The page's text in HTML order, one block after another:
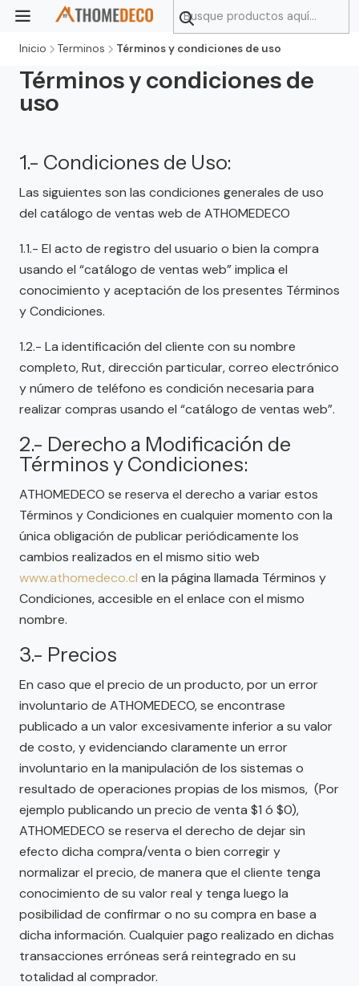
Inicio Terminos Términos y condiciones de uso
Términos y condiciones de
uso
1.- Condiciones de Uso:
Las siguientes son las condiciones generales de uso
del catálogo de ventas web de ATHOMEDECO
1.1.- El acto de registro del usuario o bien la compra
usando el “catálogo de ventas web” implica el
conocimiento y aceptación de los presentes Términos
y Condiciones.
1.2.- La identificación del cliente con su nombre
completo, Rut, dirección particular, correo electrónico
y número de teléfono es condición necesaria para
realizar compras usando el “catálogo de ventas web”.
2.- Derecho a Modificación de
Términos y Condiciones:
ATHOMEDECO se reserva el derecho a variar estos
Términos y Condiciones en cualquier momento con la
única obligación de publicar periódicamente los
cambios realizados en el mismo sitio web
www.athomedeco.cl en la página llamada Términos y
Condiciones, accesible en el enlace con el mismo
nombre.
3.- Precios
En caso que el precio de un producto, por un error
involuntario de ATHOMEDECO, se encontrase
publicado a un valor excesivamente inferior a su valor
de costo, y evidenciando claramente un error
involuntario en la manipulación de los sistemas o
resultado de operaciones propias de los mismos, (Por
ejemplo publicando un precio de venta $1 ó $0),
ATHOMEDECO se reserva el derecho de dejar sin
efecto dicha compra/venta o bien corregir y
normalizar el precio, de manera que el cliente tenga
conocimiento de su valor real y tenga luego la
posibilidad de confirmar o no su compra en base a
dicha información. Cualquier pago realizado en dichas
transacciones erróneas será reintegrado en su
totalidad al comprador.